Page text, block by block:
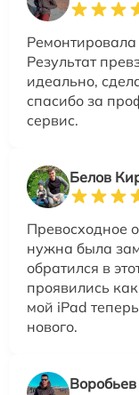
Результат
идеально,
спасибо за
сервис.
Белов
Превосходное
нужна была
обратился в
проявились
мой iPad
нового.